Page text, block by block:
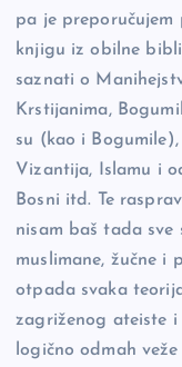
pa je
knjigu iz obilne
saznati o
Krstijanima,
su (kao i
Vizantija, Islamu i
Bosni itd. Te
nisam baš tada sve
muslimane, žučne i
otpada svaka
zagriženog ateiste
logično odmah